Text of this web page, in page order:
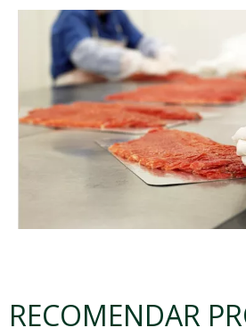
RECOMENDAR